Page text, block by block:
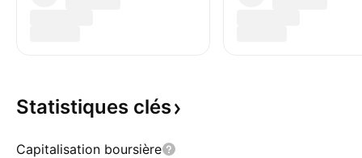
Statistiques clés
Capitalisation boursière